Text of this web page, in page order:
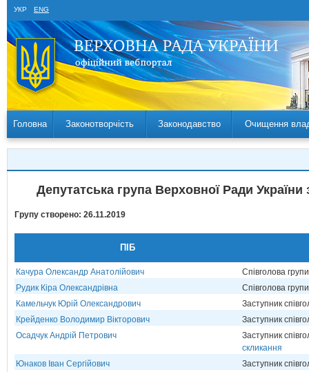
УКР ENG
Головна Законотворчість Законодавство Очищення
Депутатська група Верховної Ради
Групу створено: 26.11.2019
ПІБ
Качура Олександр Анатолійович
Співголова
Рудик Кіра Олександрівна
Співголова
Камельчук Юрій Олександрович
Заступник
Крейденко Володимир Вікторович
Заступник
Осадчук Андрій Петрович
Заступник
скликання
Юнаков Іван Сергійович
Заступник